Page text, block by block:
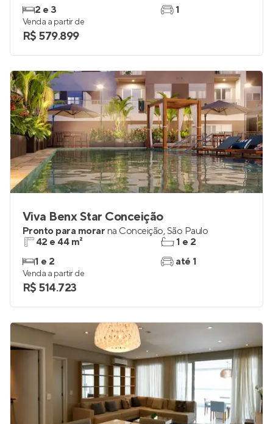
2 e 3
1
Venda a partir de
R$ 579.899
Viva Benx Star Conceição
Pronto para morar na Conceição,São Paulo
42 e 44 m²
1 e 2
1 e 2
até 1
Venda a partir de
R$ 514.723